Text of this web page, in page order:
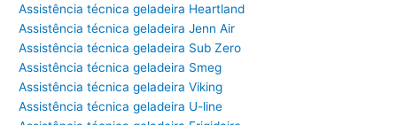
Assistência técnica geladeira Heartland
Assistência técnica geladeira Jenn Air
Assistência técnica geladeira Sub Zero
Assistência técnica geladeira Smeg
Assistência técnica geladeira Viking
Assistência técnica geladeira U-line